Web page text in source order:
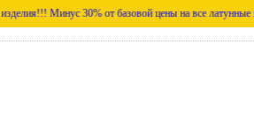
Минус 30% от базовой цены на все латунные изделия!!!